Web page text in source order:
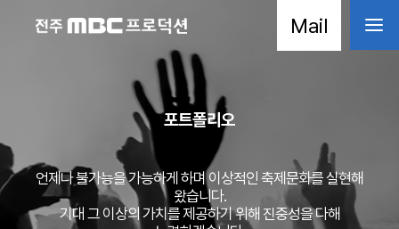
Mail
포트폴리오
언제나 불가능을 가능하게 하며 이상적인 축제문화를 실현해
왔습니다.
기대 그 이상의 가치를 제공하기 위해 진중성을 다해